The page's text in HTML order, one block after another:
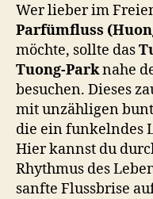
Wer lieber im
Parfümfluss
möchte, sollte das
Tuong-Parknahe
besuchen. Dieses
mit unzähligen
die ein funkelndes
Hier kannst du
Rhythmus des
sanfte Flussbrise